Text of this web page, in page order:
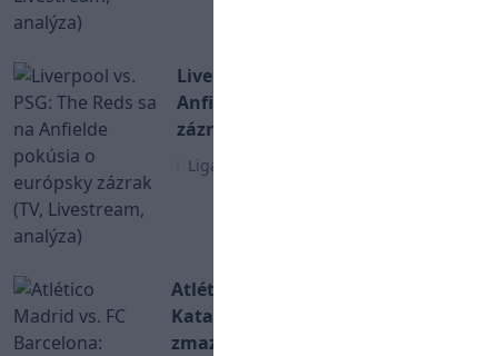
Liverpool vs. PSG: The Reds sa na
Anfielde pokúsia o európsky
zázrak (TV, Livestream, analýza)
Liga Majstrov
Atlético Madrid vs. FC Barcelona:
Katalánci stoja pred úlohou
zmazať dvojgólové manko (TV,